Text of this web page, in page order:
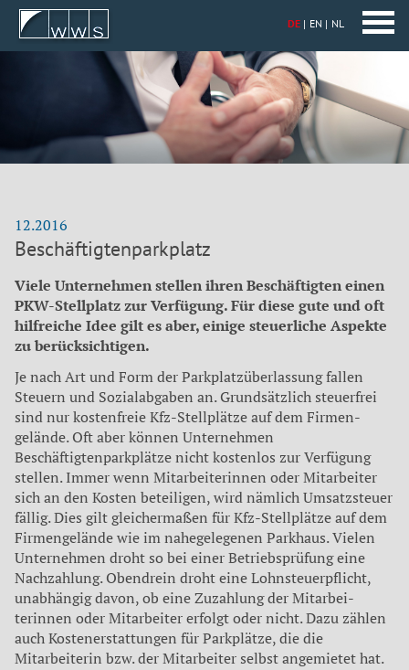
DE EN NL
12.2016
Beschäftigtenparkplatz
Viele Unternehmen stellen ihren Beschäftigten einen
PKW-Stellplatz zur Verfügung. Für diese gute und oft
hilfreiche Idee gilt es aber, einige steuerliche Aspekte
zu berücksichtigen.
Je nach Art und Form der Parkplatzüber­lassung fallen
Steuern und Sozialabgaben an. Grundsätzlich steuerfrei
sind nur kos­tenfreie Kfz-Stellplätze auf dem Firmen­
gelände. Oft aber können Unternehmen
Beschäftigtenparkplätze nicht kostenlos zur Verfügung
stellen. Immer wenn Mit­arbeiterinnen oder Mitarbeiter
sich an den Kosten beteiligen, wird nämlich Umsatz­steuer
fällig. Dies gilt gleichermaßen für Kfz-Stellplätze auf dem
Firmengelände wie im nahegelegenen Parkhaus. Vielen
Unternehmen droht so bei einer Betriebs­prüfung eine
Nachzahlung. Obendrein droht eine Lohnsteuerpflicht,
unabhängig davon, ob eine Zuzahlung der Mitarbei­
terinnen oder Mitarbeiter erfolgt oder nicht. Dazu zählen
auch Kostenerstattun­gen für Parkplätze, die die
Mitarbeiterin bzw. der Mitarbeiter selbst angemietet hat.